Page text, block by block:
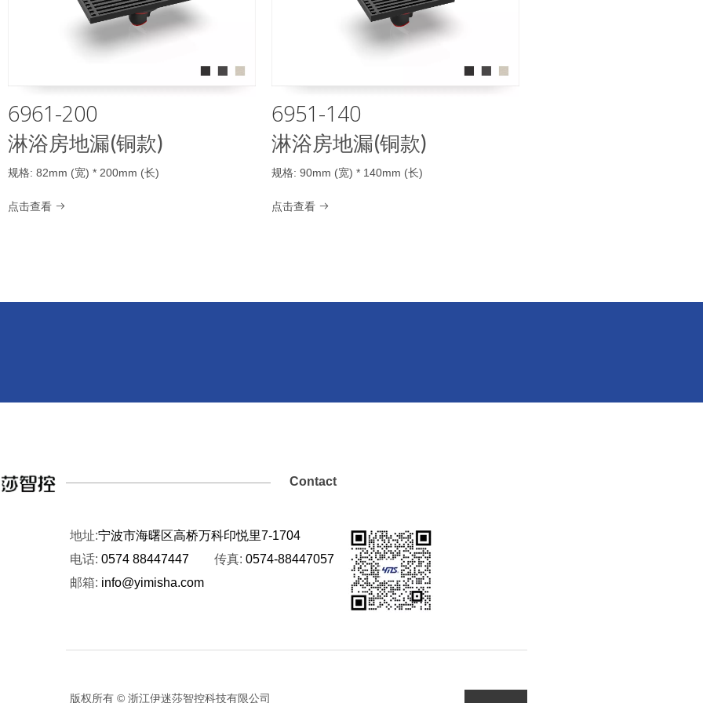
6961-200
淋浴房地漏(铜款)
规格: 82mm (宽) * 200mm (长)
点击查看 
6951-140
淋浴房地漏(铜款)
规格: 90mm (宽) * 140mm (长)
点击查看 
Contact
地址:宁波市海曙区高桥万科印悦里7-1704
电话: 0574 88447447 传真: 0574-88447057
邮箱: info@yimisha.com
版权所有 © 浙江伊迷莎智控科技有限公司